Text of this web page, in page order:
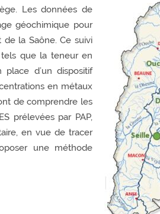
Les données de
géochimique pour
la Saône. Ce suivi
que la teneur en
d’un dispositif
en métaux
de comprendre les
prélevées par PAP,
en vue de tracer
une méthode